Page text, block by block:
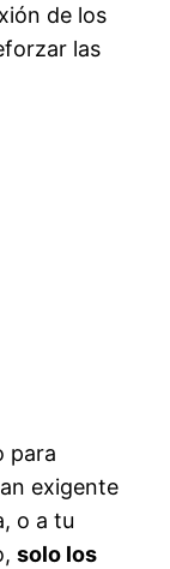
de los
las
para
exigente
o a tu
solo los